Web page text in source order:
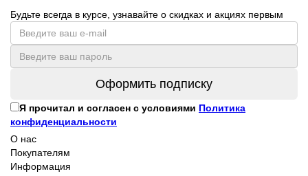
Будьте всегда в курсе, узнавайте о скидках и акциях первым
Оформить подписку
Я прочитал и согласен с условиями Политика
конфиденциальности
О нас
Покупателям
Информация